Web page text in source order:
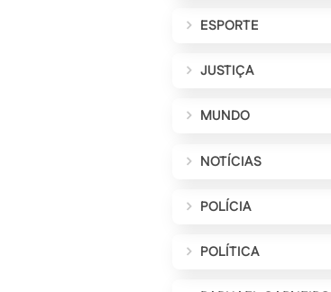
ESPORTE
JUSTIÇA
MUNDO
NOTÍCIAS
POLÍCIA
POLÍTICA